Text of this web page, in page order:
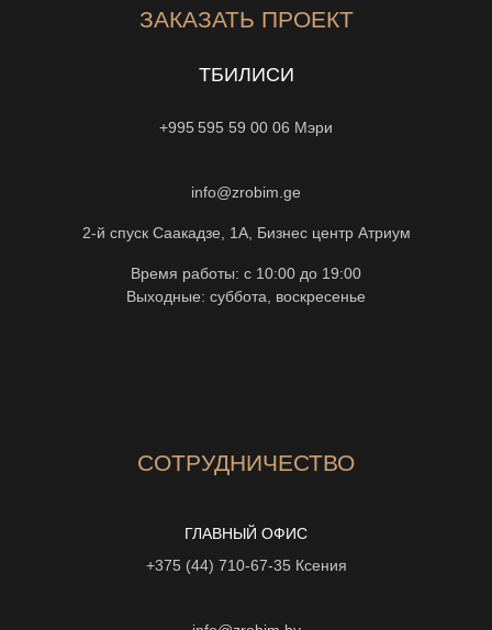
ЗАКАЗАТЬ ПРОЕКТ
ТБИЛИСИ
+995 595 59 00 06 Мэри
info@zrobim.ge
2-й спуск Саакадзе, 1А, Бизнес центр Атриум
Время работы: с 10:00 до 19:00
Выходные: суббота, воскресенье
СОТРУДНИЧЕСТВО
ГЛАВНЫЙ ОФИС
+375 (44) 710-67-35 Ксения